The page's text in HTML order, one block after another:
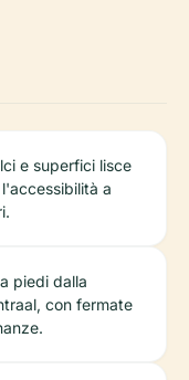
e superfici lisce
a
piedi dalla
con fermate